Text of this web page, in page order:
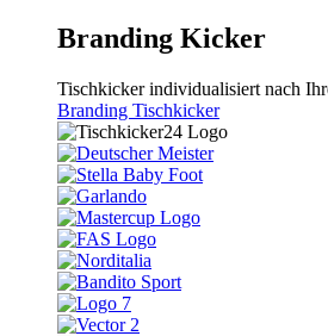
Branding Kicker
Tischkicker individualisiert nach
Branding Tischkicker